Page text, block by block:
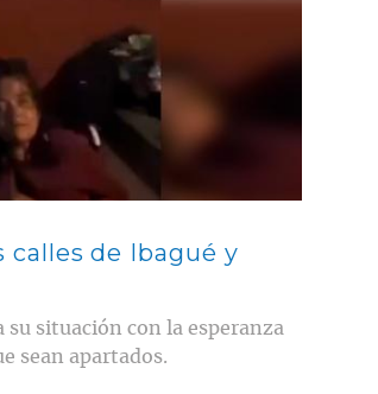
calles de Ibagué y
situación con la esperanza
sean apartados.